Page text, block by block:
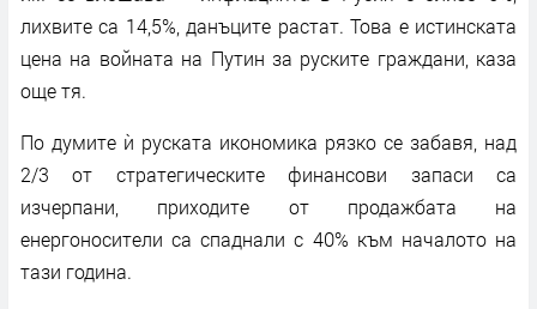
лихвите са 14,5%, данъците растат. Това е истинската
цена на войната на Путин за руските граждани, каза
още тя.
По думите ѝ руската икономика рязко се забавя, над
2/3 от стратегическите финансови запаси са
изчерпани, приходите от продажбата на
енергоносители са спаднали с 40% към началото на
тази година.